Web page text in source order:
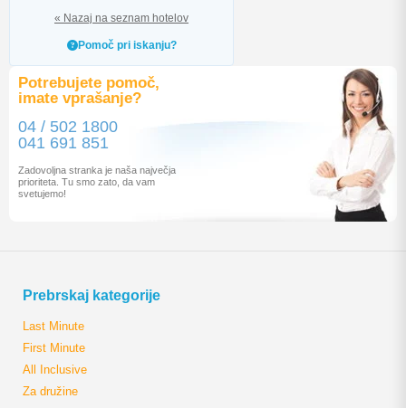
« Nazaj na seznam hotelov
Pomoč pri iskanju?
Potrebujete pomoč,
imate vprašanje?
04 / 502 1800
041 691 851
Zadovoljna stranka je naša največja
prioriteta. Tu smo zato, da vam
svetujemo!
Prebrskaj kategorije
Last Minute
First Minute
All Inclusive
Za družine